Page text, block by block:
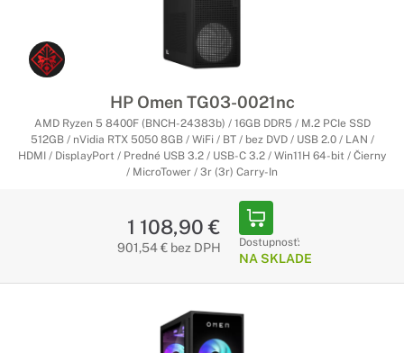
HP Omen TG03-0021nc
AMD Ryzen 5 8400F (BNCH-24383b) / 16GB DDR5 / M.2 PCIe SSD
512GB / nVidia RTX 5050 8GB / WiFi / BT / bez DVD / USB 2.0 / LAN /
HDMI / DisplayPort / Predné USB 3.2 / USB-C 3.2 / Win11H 64-bit / Čierny
/ MicroTower / 3r (3r) Carry-In
1 108,90 €
901,54 € bez DPH Dostupnosť:
NA SKLADE